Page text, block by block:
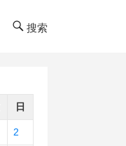
搜索
日
2